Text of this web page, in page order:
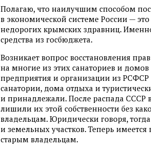
Полагаю, что наилучшим способом
в экономической системе России —
недорогих крымских здравниц.
средства из госбюджета.
Возникает вопрос восстановления
на многие из этих санаториев и
предприятия и организации из
санатории, дома отдыха и
и принадлежали. После распада СССР
лишили их этой собственности без
владельцам. Юридически говоря,
и земельных участков. Теперь имеется
старым владельцам.